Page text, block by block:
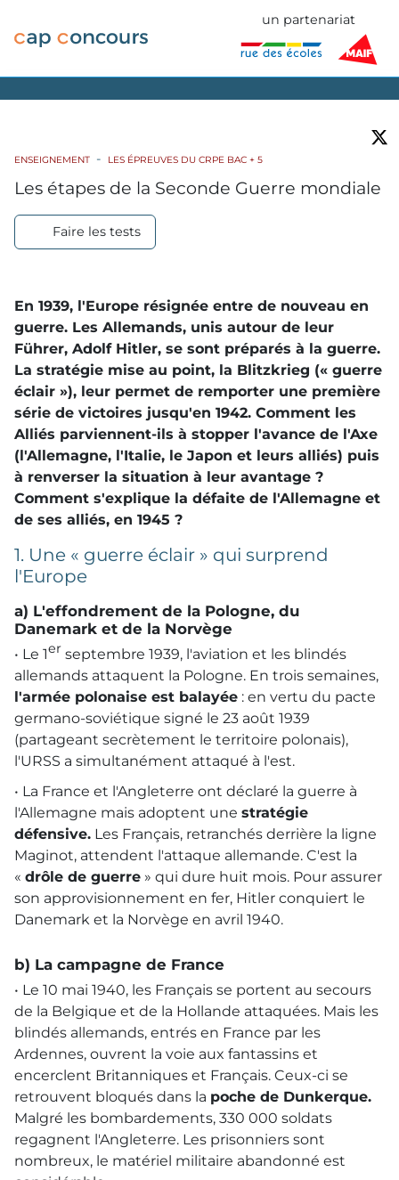
un partenariat
ENSEIGNEMENT LES ÉPREUVES DU CRPE BAC + 5
Les étapes de la Seconde Guerre mondiale
Faire les tests
En 1939, l'Europe résignée entre de nouveau en
guerre. Les Allemands, unis autour de leur
Führer, Adolf Hitler, se sont préparés à la guerre.
La stratégie mise au point, la Blitzkrieg (« guerre
éclair »), leur permet de remporter une première
série de victoires jusqu'en 1942. Comment les
Alliés parviennent-ils à stopper l'avance de l'Axe
(l'Allemagne, l'Italie, le Japon et leurs alliés) puis
à renverser la situation à leur avantage ?
Comment s'explique la défaite de l'Allemagne et
de ses alliés, en 1945 ?
1. Une « guerre éclair » qui surprend
l'Europe
a) L'effondrement de la Pologne, du
Danemark et de la Norvège
• Le 1er septembre 1939, l'aviation et les blindés
allemands attaquent la Pologne. En trois semaines,
l'armée polonaise est balayée : en vertu du pacte
germano-soviétique signé le 23 août 1939
(partageant secrètement le territoire polonais),
l'URSS a simultanément attaqué à l'est.
• La France et l'Angleterre ont déclaré la guerre à
l'Allemagne mais adoptent une stratégie
défensive. Les Français, retranchés derrière la ligne
Maginot, attendent l'attaque allemande. C'est la
« drôle de guerre » qui dure huit mois. Pour assurer
son approvisionnement en fer, Hitler conquiert le
Danemark et la Norvège en avril 1940.
b) La campagne de France
• Le 10 mai 1940, les Français se portent au secours
de la Belgique et de la Hollande attaquées. Mais les
blindés allemands, entrés en France par les
Ardennes, ouvrent la voie aux fantassins et
encerclent Britanniques et Français. Ceux-ci se
retrouvent bloqués dans la poche de Dunkerque.
Malgré les bombardements, 330 000 soldats
regagnent l'Angleterre. Les prisonniers sont
nombreux, le matériel militaire abandonné est